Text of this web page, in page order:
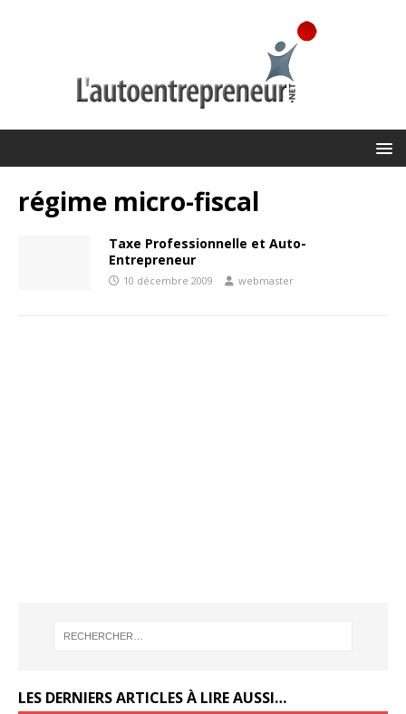
régime micro-fiscal
Taxe Professionnelle et Auto-
Entrepreneur
10 décembre 2009 webmaster
LES DERNIERS ARTICLES À LIRE AUSSI…